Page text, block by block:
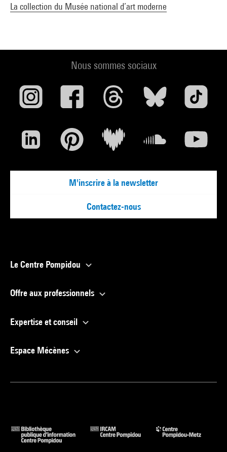
La collection du Musée national d’art moderne
Nous sommes sociaux
M'inscrire à la newsletter
Contactez-nous
Le Centre Pompidou
Offre aux professionnels
Expertise et conseil
Espace Mécènes